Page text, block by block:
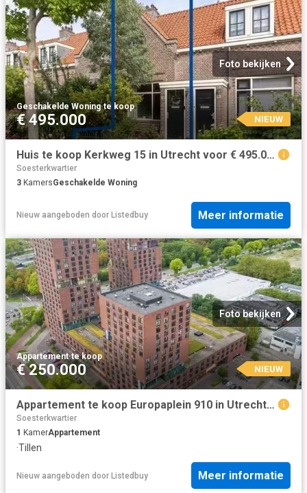
Foto bekijken
Geschakelde Woning·te koop
€ 495.000 NIEUW
Huis te koop Kerkweg 15 in Utrecht voor € 495.000
Soesterkwartier
3 KamersGeschakelde Woning
Nieuw aangeboden door Listedbuy Meer informatie
Foto bekijken
Appartement·te koop
€ 250.000 NIEUW
Appartement te koop Europaplein 910 in Utrecht voor € 250.000
Soesterkwartier
1 KamerAppartement
·Tillen
Nieuw aangeboden door Listedbuy Meer informatie